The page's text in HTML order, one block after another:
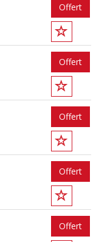
Offert
Offert
Offert
Offert
Offert